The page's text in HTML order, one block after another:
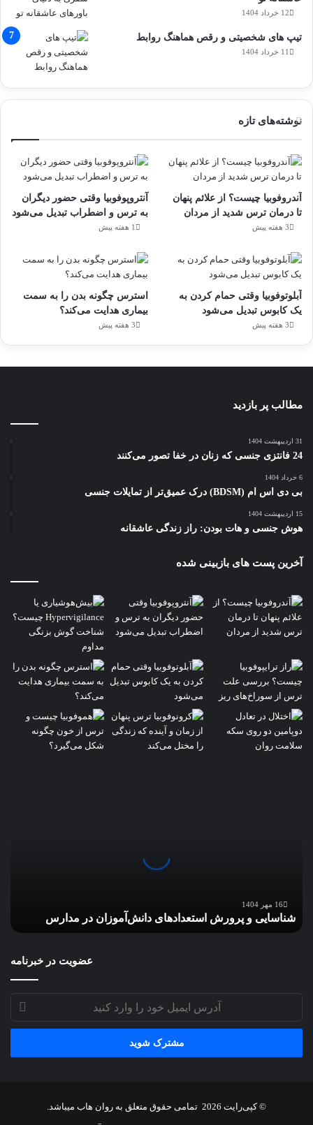
12 خرداد 1404
تیپ های شخصیتی و رقص هماهنگ روابط
11 خرداد 1404
نوشته‌های تازه
آنتروپوفوبیا وقتی حضور دیگران
به ترس و اضطراب تبدیل می‌شود
1 هفته پیش
آندروفوبیا چیست؟ از علائم پنهان
تا درمان ترس شدید از مردان
3 هفته پیش
استرس چگونه بدن را به سمت
بیماری هدایت می‌کند؟
3 هفته پیش
آبلوتوفوبیا وقتی حمام کردن به
یک کابوس تبدیل می‌شود
3 هفته پیش
مطالب پر بازدید
31 اردیبهشت 1404
24 فانتزی جنسی که زنان در خفا تصور می‌کنند
6 خرداد 1404
بی دی اس ام (BDSM) درک عمیق‌تر از تمایلات جنسی
15 اردیبهشت 1404
هوش جنسی و هات بودن: راز زندگی عاشقانه
آخرین پست های بازبینی شده
16 مهر 1404
شناسایی و پرورش استعدادهای دانش‌آموزان در مدارس
عضویت در خبرنامه
خود
وارد
© کپی‌رایت 2026 تمامی حقوق متعلق به روان هاب میباشد.